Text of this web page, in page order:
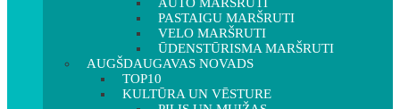
PASTAIGU MARŠRUTI
VELO MARŠRUTI
ŪDENSTŪRISMA MARŠRUTI
AUGŠDAUGAVAS NOVADS
TOP10
KULTŪRA UN VĒSTURE